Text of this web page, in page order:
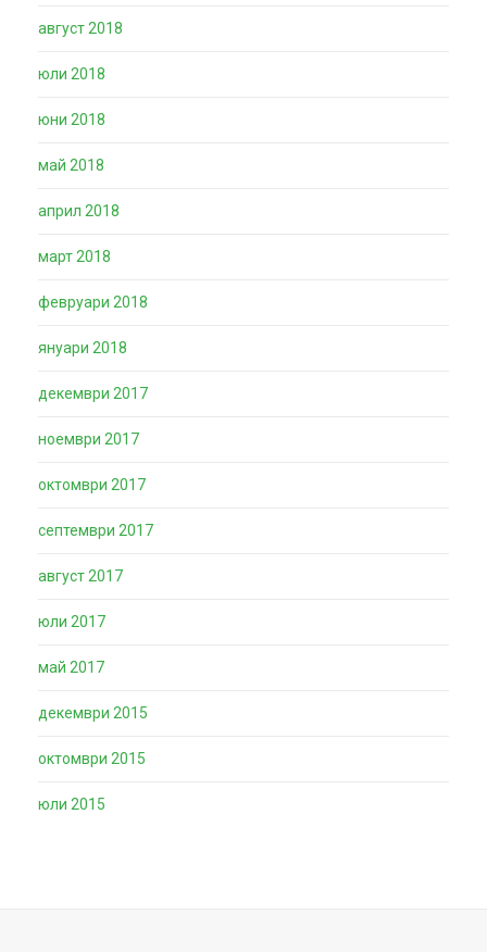
август 2018
юли 2018
юни 2018
май 2018
април 2018
март 2018
февруари 2018
януари 2018
декември 2017
ноември 2017
октомври 2017
септември 2017
август 2017
юли 2017
май 2017
декември 2015
октомври 2015
юли 2015